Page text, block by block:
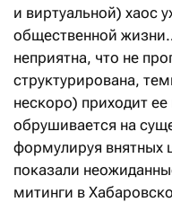
и виртуальной) хаос
общественной
неприятна, что не
структурирована,
нескоро) приходит
обрушивается на
формулируя внятных
показали
митинги в